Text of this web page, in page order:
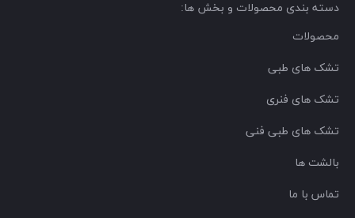
دسته بندی محصولات و بخش ها:
محصولات
تشک های طبی
تشک های فنری
تشک های طبی فنی
بالشت ها
تماس با ما